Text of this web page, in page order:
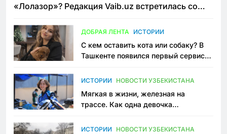
«Лолазор»? Редакция Vaib.uz встретилась со
ДОБРАЯ ЛЕНТА ИСТОРИИ
С кем оставить кота или собаку? В
Ташкенте появился первый сервис
ИСТОРИИ НОВОСТИ УЗБЕКИСТАНА
Мягкая в жизни, железная на
трассе. Как одна девочка
Узбекистане
ИСТОРИИ НОВОСТИ УЗБЕКИСТАНА